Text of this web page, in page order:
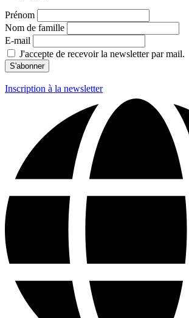
Prénom
Nom de famille
E-mail
J'accepte de recevoir la newsletter par mail.
Inscription à la newsletter